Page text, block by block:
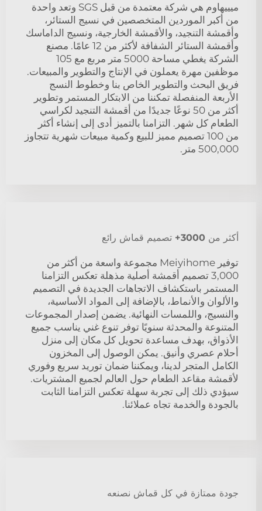
ميييهاوم هي شركة معتمدة من قبل SGS وتعد واحدة
من أكبر الموردين المتخصصين في نسيج الستائر،
وأقمشة التنجيد، والأقمشة الخارجية، ونسيج الداماسك
وأقمشة الستائر الشفافة لأكثر من 12 عامًا. مصنع
الشركة يغطي مساحة 5000 متر مربع مع 105
موظفين مهرة يعملون في الإنتاج والتطوير والمبيعات.
فريق البحث والتطوير الخاص بنا وخطوط النسج
الأربعة المنفصلة تمكننا من الابتكار المستمر وتطوير
أكثر من 50 نوعًا جديدًا من أقمشة التنجيد لكراسي
الطعام كل شهر. التزامنا بالتميز أدى إلى إنشاء أكثر
من 100 تصميم مميز للبيع وكمية مبيعات شهرية تتجاوز
500,000 متر.
أكثر من 3000+ تصميم قماش رائع
توفير Meiyihome مجموعة واسعة من أكثر من
3,000 تصميم أقمشة أصلية مذهلة تعكس التزامنا
المستمر باستكشاف الاتجاهات الجديدة في التصميم
والألوان والأنماط، بالإضافة إلى المواد الأساسية،
والنسيج، واللمسات النهائية. يضمن إصدار المجموعات
المتنوعة والمحدثة سنويًا توفر تنوع غني يناسب جميع
الأذواق، بهدف مساعدة تحويل كل مكان إلى منزل
أحلام عصري وأنيق. يمكن الوصول إلى المخزون
الكامل المتجر لدينا، ويمكننا ضمان توريد سريع وفوري
لأقمشة مقاعد الطعام حول العالم لجميع المشتريات.
سيؤدي ذلك إلى تجربة سهلة تعكس التزامنا الثابت
بالجودة والخدمة تجاه عملائنا.
جودة ممتازة في كل قماش نصنعه